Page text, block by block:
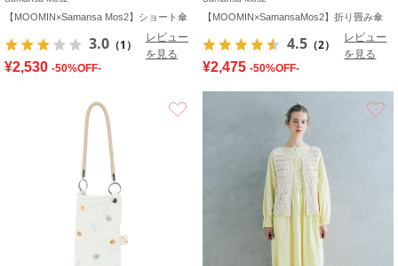
【MOOMIN×Samansa Mos2】ショート傘
3.0 （1）
レビュー
を見る
¥2,530 -50%OFF-
【MOOMIN×SamansaMos2】折り畳み傘
4.5 （2）
レビュー
を見る
¥2,475 -50%OFF-